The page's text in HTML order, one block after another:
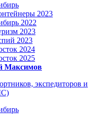
2023
2022
2023
2023
2024
2025
Максимов
экспедиторов и